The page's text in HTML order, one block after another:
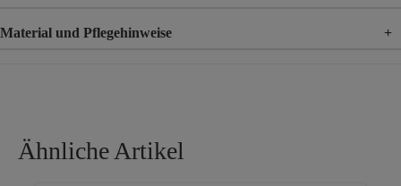
Material und Pflegehinweise +
Ähnliche Artikel